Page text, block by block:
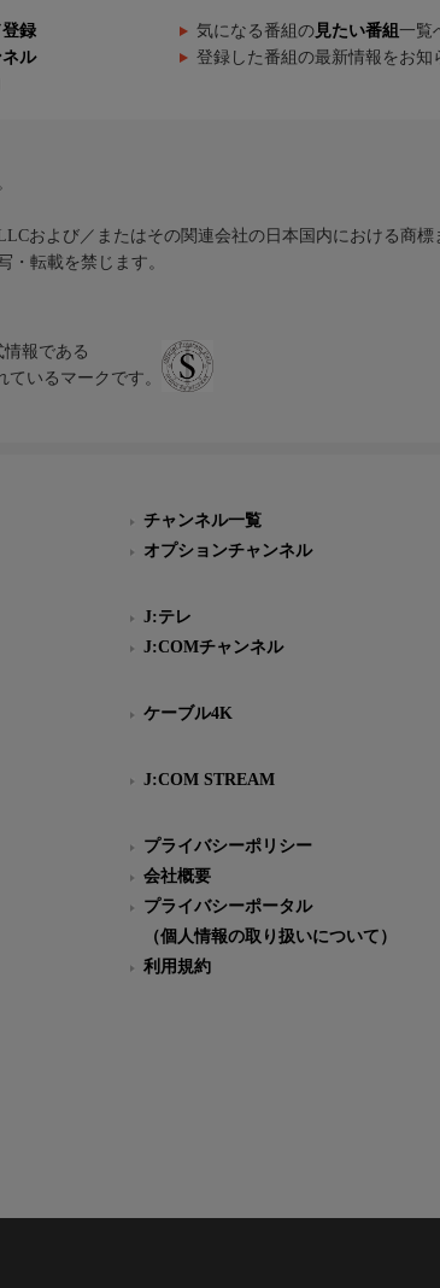
録 気になる番組の 見たい番組 一覧
ル 登録した番組の最新情報をお知
および／またはその関連会社の日本国内における商標
・転載を禁じます。
報である
ているマークです。
チャンネル一覧
オプションチャンネル
J:テレ
J:COMチャンネル
ケーブル4K
J:COM STREAM
プライバシーポリシー
会社概要
プライバシーポータル
（個人情報の取り扱いについて）
利用規約